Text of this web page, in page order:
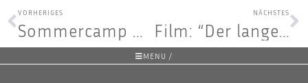
VORHERIGES
Som­mer­camp mit Mr. Quick – Tanz­thea­ter-Per­for­mance: Pre­mie­re am 10.09.
NÄCHSTES
Film: “Der lan­ge Weg der Sin­ti und Roma”
MENU /